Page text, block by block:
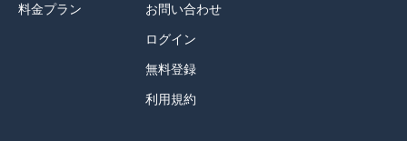
料金プラン お問い合わせ
ログイン
無料登録
利用規約